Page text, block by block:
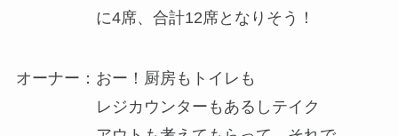
に4席、合計12席となりそう！
オーナー：おー！厨房もトイレも
レジカウンターもあるしテイク